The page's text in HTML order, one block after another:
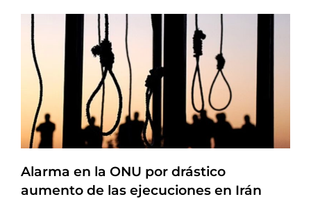
Alarma en la ONU por drástico
aumento de las ejecuciones en Irán